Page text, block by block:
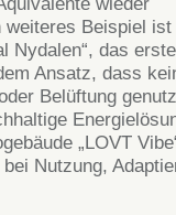
weiteres Beispiel
Nydalen“, das
Ansatz, dass
Belüftung
„LOVT
Nutzung,